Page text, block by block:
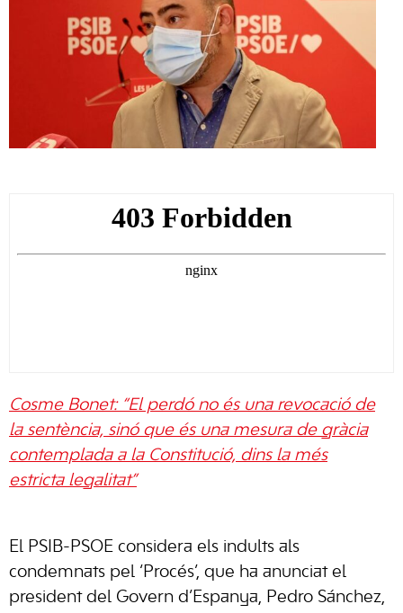
Cosme Bonet: “El perdó no és una revocació de
la sentència, sinó que és una mesura de gràcia
contemplada a la Constitució, dins la més
estricta legalitat”
El PSIB-PSOE considera els indults als
condemnats pel ‘Procés’, que ha anunciat el
president del Govern d’Espanya, Pedro Sánchez,